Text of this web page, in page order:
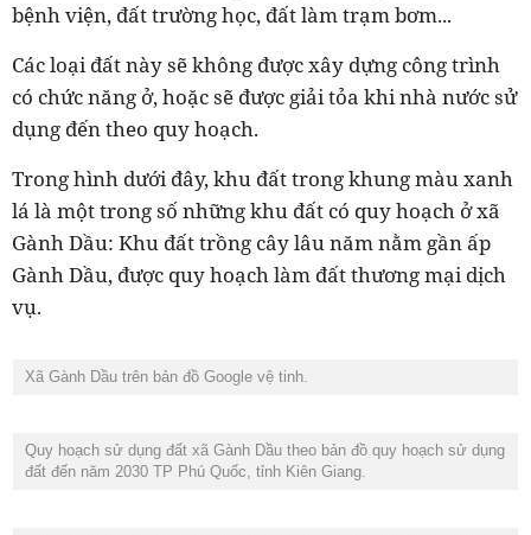
bệnh viện, đất trường học, đất làm trạm bơm...
Các loại đất này sẽ không được xây dựng công trình
có chức năng ở, hoặc sẽ được giải tỏa khi nhà nước sử
dụng đến theo quy hoạch.
Trong hình dưới đây, khu đất trong khung màu xanh
lá là một trong số những khu đất có quy hoạch ở xã
Gành Dầu: Khu đất trồng cây lâu năm nằm gần ấp
Gành Dầu, được quy hoạch làm đất thương mại dịch
vụ.
Xã Gành Dầu trên bản đồ Google vệ tinh.
Quy hoạch sử dụng đất xã Gành Dầu theo bản đồ quy hoạch sử dụng
đất đến năm 2030 TP Phú Quốc, tỉnh Kiên Giang.